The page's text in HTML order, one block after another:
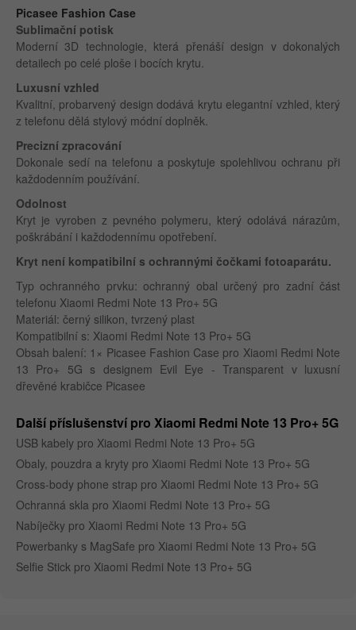
Picasee Fashion Case
Sublimační potisk
Moderní 3D technologie, která přenáší design v dokonalých
detailech po celé ploše i bocích krytu.
Luxusní vzhled
Kvalitní, probarvený design dodává krytu elegantní vzhled, který
z telefonu dělá stylový módní doplněk.
Precizní zpracování
Dokonale sedí na telefonu a poskytuje spolehlivou ochranu při
každodenním používání.
Odolnost
Kryt je vyroben z pevného polymeru, který odolává nárazům,
poškrábání i každodennímu opotřebení.
Kryt není kompatibilní s ochrannými čočkami fotoaparátu.
Typ ochranného prvku: ochranný obal určený pro zadní část
telefonu Xiaomi Redmi Note 13 Pro+ 5G
Materiál: černý silikon, tvrzený plast
Kompatibilní s: Xiaomi Redmi Note 13 Pro+ 5G
Obsah balení: 1× Picasee Fashion Case pro Xiaomi Redmi Note
13 Pro+ 5G s designem Evil Eye - Transparent v luxusní
dřevěné krabičce Picasee
Další příslušenství pro Xiaomi Redmi Note 13 Pro+ 5G
USB kabely pro Xiaomi Redmi Note 13 Pro+ 5G
Obaly, pouzdra a kryty pro Xiaomi Redmi Note 13 Pro+ 5G
Cross-body phone strap pro Xiaomi Redmi Note 13 Pro+ 5G
Ochranná skla pro Xiaomi Redmi Note 13 Pro+ 5G
Nabíječky pro Xiaomi Redmi Note 13 Pro+ 5G
Powerbanky s MagSafe pro Xiaomi Redmi Note 13 Pro+ 5G
Selfie Stick pro Xiaomi Redmi Note 13 Pro+ 5G